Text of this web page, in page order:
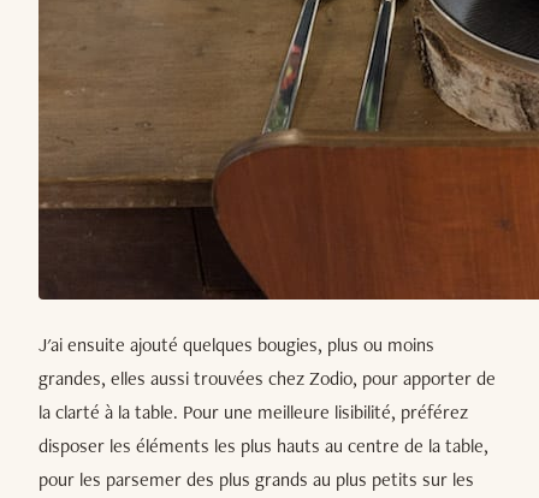
J'ai ensuite ajouté quelques bougies, plus ou moins
grandes, elles aussi trouvées chez Zodio, pour apporter de
la clarté à la table. Pour une meilleure lisibilité, préférez
disposer les éléments les plus hauts au centre de la table,
pour les parsemer des plus grands au plus petits sur les